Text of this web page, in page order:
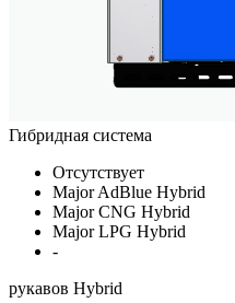
Гибридная система
Отсутствует
Major AdBlue Hybrid
Major CNG Hybrid
Major LPG Hybrid
-
рукавов Hybrid